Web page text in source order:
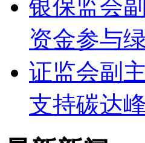
银保监会
资金参与
证监会副
支持碳达